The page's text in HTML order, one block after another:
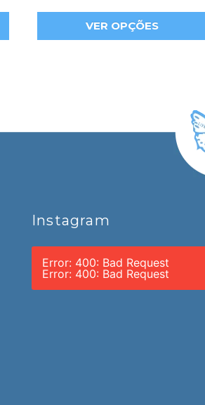
VER OPÇÕES
Instagram
Error: 400: Bad Request
Error: 400: Bad Request